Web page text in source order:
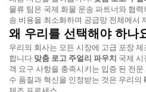
물류 팀은 국제 화물 운송 파트너와 협
송 비용을 최소화하며 공급망 전체에서
왜 우리를 선택해야 하나
우리의 회사는 모든 시장에 고급 포장
합니다 맞춤 로고 주얼리 파우치 국제 시
객 요구 사항을 충족시키는 입증 된 전
수 품질과 혁신을 인정받는 것은 우리의